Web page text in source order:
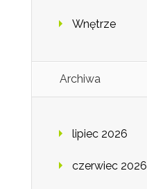
Wnętrze
Archiwa
lipiec 2026
czerwiec 2026